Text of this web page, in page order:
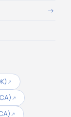
↗
↗
↗